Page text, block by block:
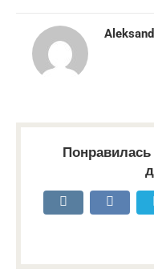
Понравилась